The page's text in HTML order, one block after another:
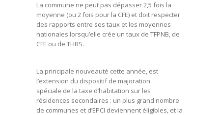
La commune ne peut pas dépasser 2,5 fois la
moyenne (ou 2 fois pour la CFE) et doit respecter
des rapports entre ses taux et les moyennes
nationales lorsqu’elle crée un taux de TFPNB, de
CFE ou de THRS.
La principale nouveauté cette année, est
l’extension du dispositif de majoration
spéciale de la taxe d’habitation sur les
résidences secondaires : un plus grand nombre
de communes et d’EPCI deviennent éligibles, et la